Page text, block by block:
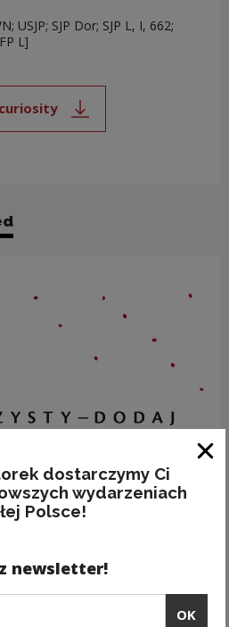
USJP; SJP Dor; SJP L, I, 662;
L]
Note, the link will open in a new
dostarczymy Ci
wydarzeniach
Polsce!
newsletter!
OK